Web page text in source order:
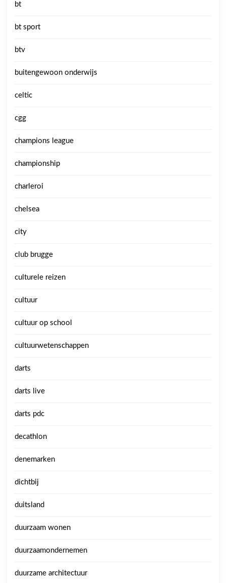
bt
bt sport
btv
buitengewoon onderwijs
celtic
cgg
champions league
championship
charleroi
chelsea
city
club brugge
culturele reizen
cultuur
cultuur op school
cultuurwetenschappen
darts
darts live
darts pdc
decathlon
denemarken
dichtbij
duitsland
duurzaam wonen
duurzaamondernemen
duurzame architectuur